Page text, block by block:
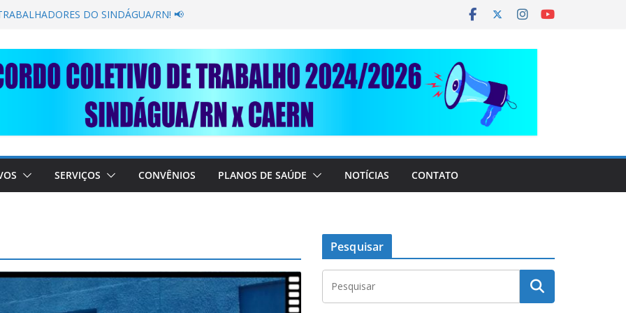
SECAR SUA TORNEIRA: UNIDOS
em importante debate com o Ministro
A SABESP! 🚨
AJUDE O NOSSO
RAIMUNDO DA CAERN!
SERVIÇOS CONVÊNIOS PLANOS DE SAÚDE NOTÍCIAS CONTATO
Pesquisar